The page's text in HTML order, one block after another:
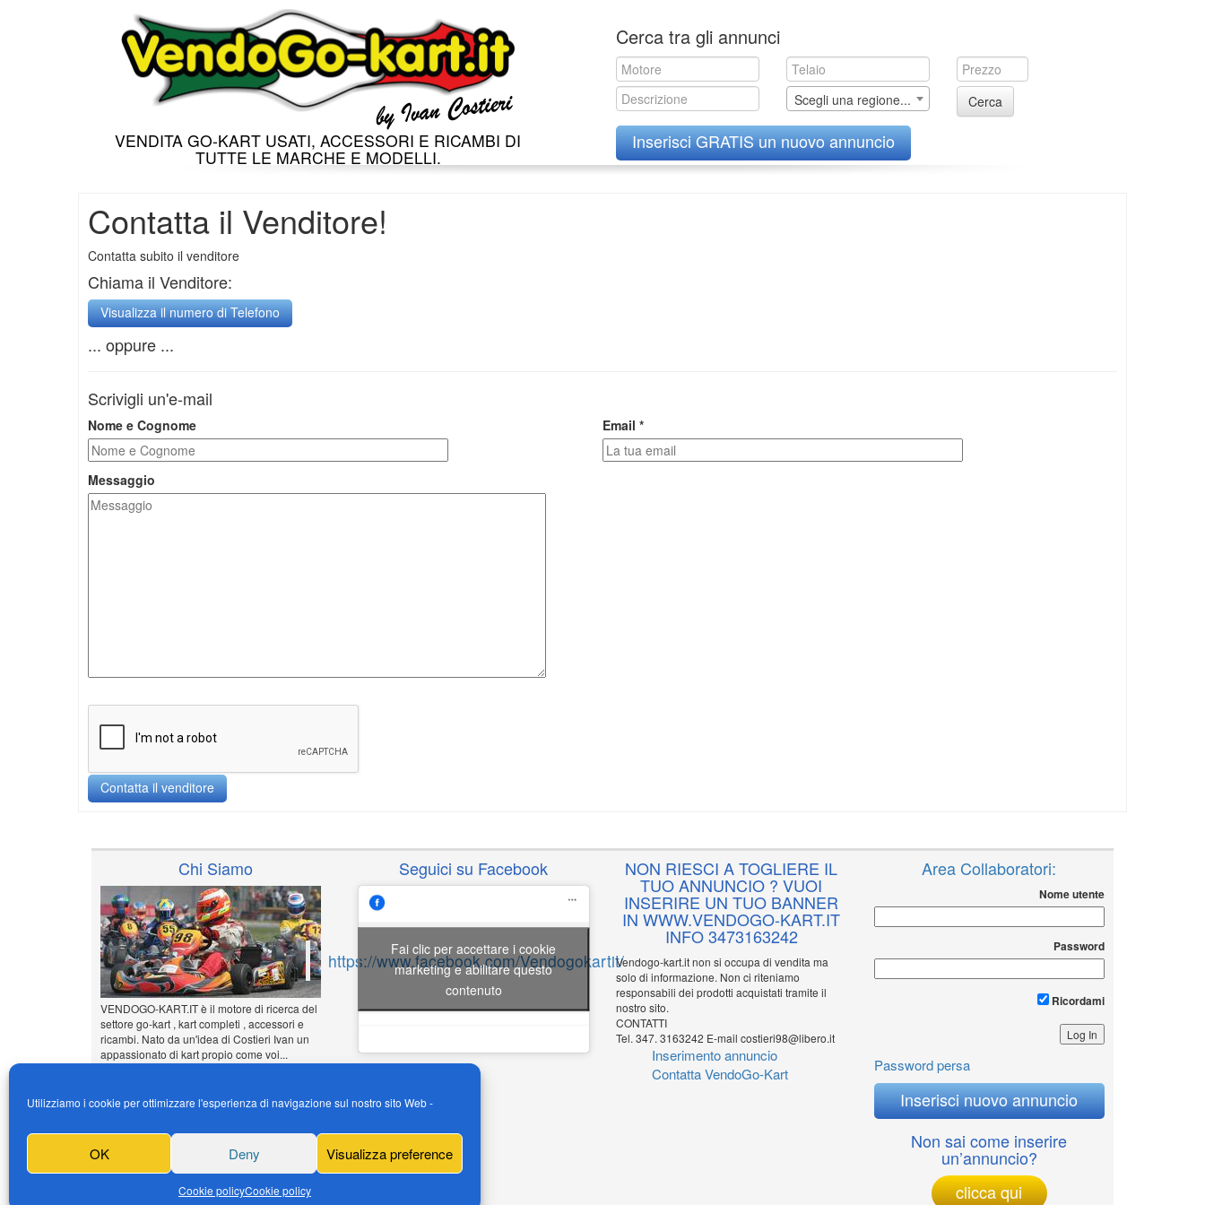
Utilizziamo i cookie per ottimizzare l'esperienza di navigazione sul nostro sito Web -
OK Deny Visualizza preference
Cookie policyCookie policy
VENDITA GO-KART USATI, ACCESSORI E RICAMBI DI
TUTTE LE MARCHE E MODELLI.
to
content
Cerca tra gli annunci
Scegli una regione... Cerca
Inserisci GRATIS un nuovo annuncio
Contatta il Venditore!
Contatta subito il venditore
Chiama il Venditore:
... oppure ...
Scrivigli un'e-mail
Nome e Cognome Email *
Messaggio
Chi Siamo
VENDOGO-KART.IT è il motore di ricerca del
settore go-kart , kart completi , accessori e
ricambi. Nato da un'idea di Costieri Ivan un
appassionato di kart propio come voi...
Inserisci il tuo annuncio
News
Seguici su Facebook
https://www.facebook.com/Vendogokartit/
Fai clic per accettare i cookie
marketing e abilitare questo
contenuto
NON RIESCI A TOGLIERE IL
TUO ANNUNCIO ? VUOI
INSERIRE UN TUO BANNER
IN WWW.VENDOGO-KART.IT
INFO 3473163242
Vendogo-kart.it non si occupa di vendita ma
solo di informazione. Non ci riteniamo
responsabili dei prodotti acquistati tramite il
nostro sito.
CONTATTI
Tel. 347. 3163242 E-mail costieri98@libero.it
Inserimento annuncio
Contatta VendoGo-Kart
Area Collaboratori:
Nome utente
Password
Ricordami
Password persa
Inserisci nuovo annuncio
Non sai come inserire
un’annuncio?
clicca qui